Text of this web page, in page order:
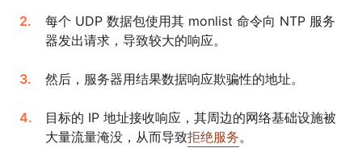
每个 UDP 数据包使用其 monlist 命令向 NTP 服务
器发出请求，导致较大的响应。
然后，服务器用结果数据响应欺骗性的地址。
目标的 IP 地址接收响应，其周边的网络基础设施被
大量流量淹没，从而导致拒绝服务。